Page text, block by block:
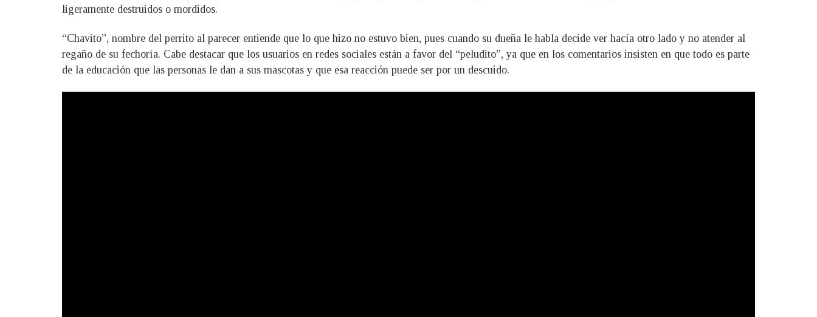
ligeramente destruidos o mordidos.
“Chavito”, nombre del perrito al parecer entiende que lo que hizo no estuvo bien, pues cuando su dueña le habla decide ver hacía otro lado y no atender al
regaño de su fechoría. Cabe destacar que los usuarios en redes sociales están a favor del “peludito”, ya que en los comentarios insisten en que todo es parte
de la educación que las personas le dan a sus mascotas y que esa reacción puede ser por un descuido.